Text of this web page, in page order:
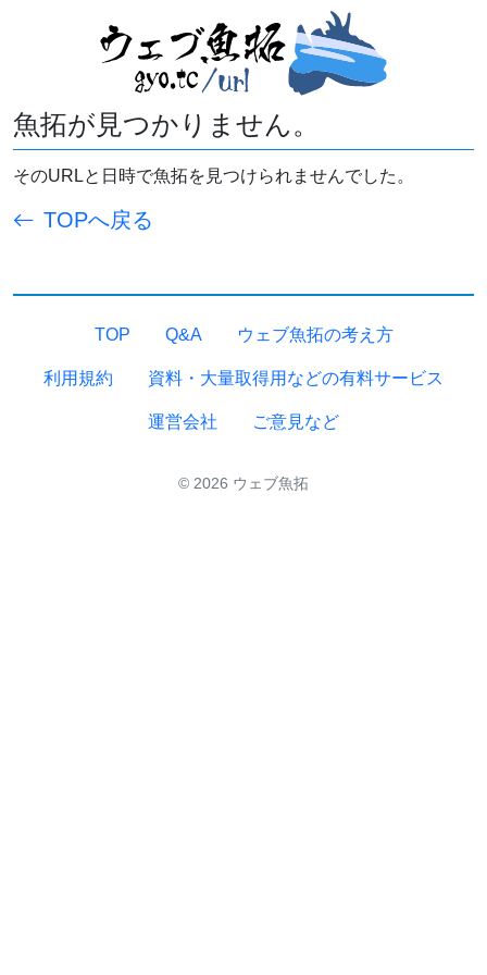
魚拓が見つかりません。
そのURLと日時で魚拓を見つけられませんでした。
TOPへ戻る
TOP Q&A ウェブ魚拓の考え方
利用規約 資料・大量取得用などの有料サービス
運営会社 ご意見など
© 2026 ウェブ魚拓